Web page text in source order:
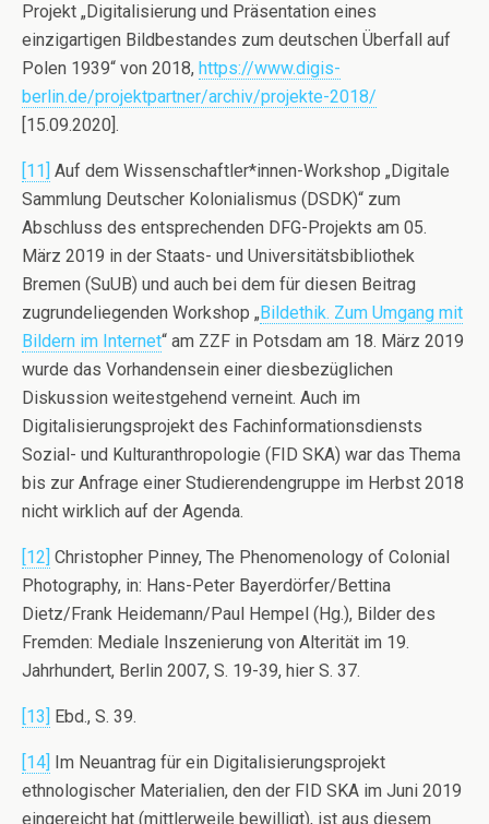
Projekt „Digitalisierung und Präsentation eines
einzigartigen Bildbestandes zum deutschen Überfall auf
Polen 1939“ von 2018, https://www.digis-
berlin.de/projektpartner/archiv/projekte-2018/
[15.09.2020].
[11] Auf dem Wissenschaftler*innen-Workshop „Digitale
Sammlung Deutscher Kolonialismus (DSDK)“ zum
Abschluss des entsprechenden DFG-Projekts am 05.
März 2019 in der Staats- und Universitätsbibliothek
Bremen (SuUB) und auch bei dem für diesen Beitrag
zugrundeliegenden Workshop „ Bildethik. Zum Umgang mit
Bildern im Internet“ am ZZF in Potsdam am 18. März 2019
wurde das Vorhandensein einer diesbezüglichen
Diskussion weitestgehend verneint. Auch im
Digitalisierungsprojekt des Fachinformationsdiensts
Sozial- und Kulturanthropologie (FID SKA) war das Thema
bis zur Anfrage einer Studierendengruppe im Herbst 2018
nicht wirklich auf der Agenda.
[12] Christopher Pinney, The Phenomenology of Colonial
Photography, in: Hans-Peter Bayerdörfer/Bettina
Dietz/Frank Heidemann/Paul Hempel (Hg.), Bilder des
Fremden: Mediale Inszenierung von Alterität im 19.
Jahrhundert, Berlin 2007, S. 19-39, hier S. 37.
[13] Ebd., S. 39.
[14]
Im Neuantrag für ein Digitalisierungsprojekt
ethnologischer Materialien, den der FID SKA im Juni 2019
eingereicht hat (mittlerweile bewilligt), ist aus diesem